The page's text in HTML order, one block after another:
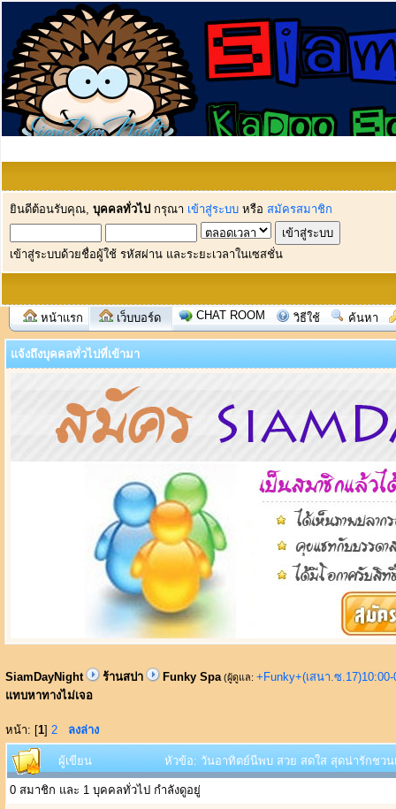
ยินดีต้อนรับคุณ, บุคคลทั่วไป กรุณา เข้าสู่ระบบ หรือ สมัครสมาชิก
เข้าสู่ระบบด้วยชื่อผู้ใช้ รหัสผ่าน และระยะเวลาในเซสชั่น
หน้าแรก เว็บบอร์ด CHAT ROOM วิธีใช้ ค้นหา
แจ้งถึงบุคคลทั่วไปที่เข้ามา
SiamDayNight ร้านสปา Funky Spa (ผู้ดูแล: +Funky+(เสนา.ซ
แทบหาทางไม่เจอ
หน้า: [1] 2 ลงล่าง
ผู้เขียน หัวข้อ: วันอาทิตย์นีพบ สวย สดใส สุดน่ารักชว
0 สมาชิก และ 1 บุคคลทั่วไป กำลังดูอยู่